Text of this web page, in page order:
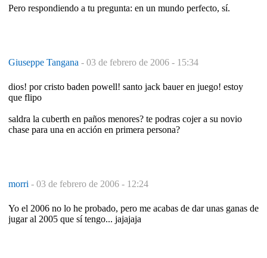
Pero respondiendo a tu pregunta: en un mundo perfecto, sí.
Giuseppe Tangana - 03 de febrero de 2006 - 15:34
dios! por cristo baden powell! santo jack bauer en juego! estoy
que flipo
saldra la cuberth en paños menores? te podras cojer a su novio
chase para una en acción en primera persona?
morri - 03 de febrero de 2006 - 12:24
Yo el 2006 no lo he probado, pero me acabas de dar unas ganas de
jugar al 2005 que sí tengo... jajajaja